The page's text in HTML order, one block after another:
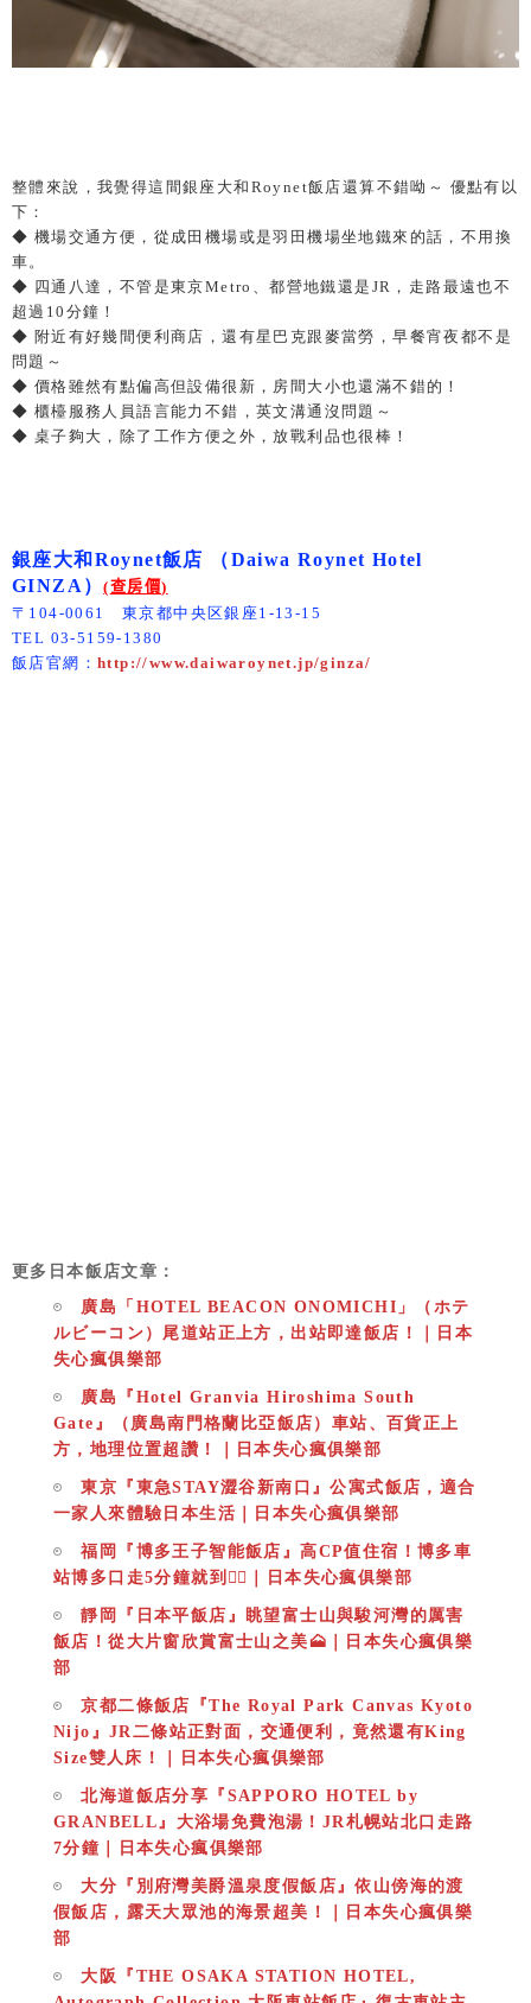
整體來說，我覺得這間銀座大和Roynet飯店還算不錯呦～ 優點有以
下：
◆ 機場交通方便，從成田機場或是羽田機場坐地鐵來的話，不用換
車。
◆ 四通八達，不管是東京Metro、都營地鐵還是JR，走路最遠也不
超過10分鐘！
◆ 附近有好幾間便利商店，還有星巴克跟麥當勞，早餐宵夜都不是
問題～
◆ 價格雖然有點偏高但設備很新，房間大小也還滿不錯的！
◆ 櫃檯服務人員語言能力不錯，英文溝通沒問題～
◆ 桌子夠大，除了工作方便之外，放戰利品也很棒！
銀座大和Roynet飯店 （Daiwa Roynet Hotel
GINZA）(查房價)
〒104-0061 東京都中央区銀座1-13-15
TEL 03-5159-1380
飯店官網： http://www.daiwaroynet.jp/ginza/
更多日本飯店文章：
廣島「HOTEL BEACON ONOMICHI」（ホテ
ルビーコン）尾道站正上方，出站即達飯店！｜日本
失心瘋俱樂部
廣島『Hotel Granvia Hiroshima South
Gate』（廣島南門格蘭比亞飯店）車站、百貨正上
方，地理位置超讚！｜日本失心瘋俱樂部
東京『東急STAY澀谷新南口』公寓式飯店，適合
一家人來體驗日本生活｜日本失心瘋俱樂部
福岡『博多王子智能飯店』高CP值住宿！博多車
站博多口走5分鐘就到👍🏻｜日本失心瘋俱樂部
靜岡『日本平飯店』眺望富士山與駿河灣的厲害
飯店！從大片窗欣賞富士山之美🗻｜日本失心瘋俱樂
部
京都二條飯店『The Royal Park Canvas Kyoto
Nijo』JR二條站正對面，交通便利，竟然還有King
Size雙人床！｜日本失心瘋俱樂部
北海道飯店分享『SAPPORO HOTEL by
GRANBELL』大浴場免費泡湯！JR札幌站北口走路
7分鐘｜日本失心瘋俱樂部
大分『別府灣美爵溫泉度假飯店』依山傍海的渡
假飯店，露天大眾池的海景超美！｜日本失心瘋俱樂
部
大阪『THE OSAKA STATION HOTEL,